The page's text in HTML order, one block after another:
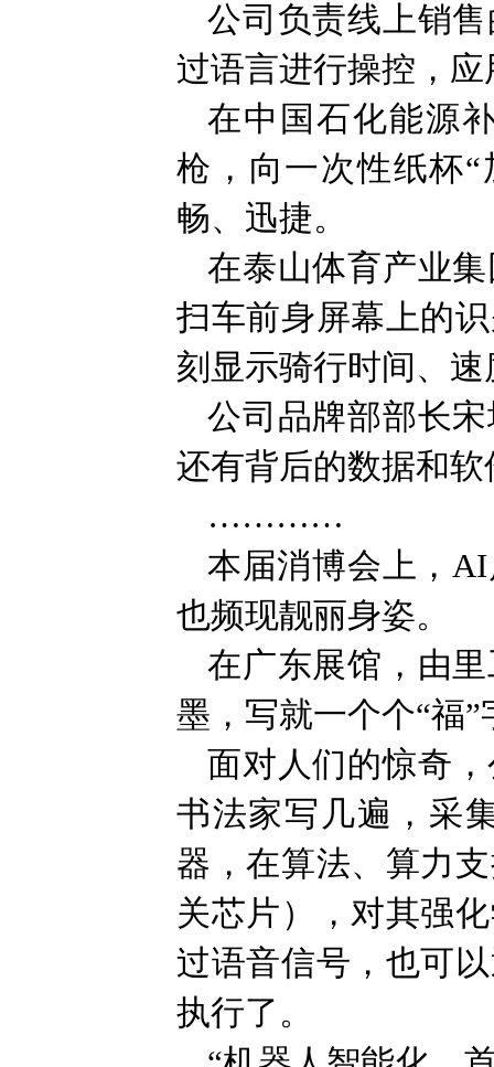
公司负责线上销
过语言进行操控，
在中国石化能源
枪，向一次性纸杯
畅、迅捷。
在泰山体育产业
扫车前身屏幕上的
刻显示骑行时间、
公司品牌部部长
还有背后的数据和软
…………
本届消博会上，
也频现靓丽身姿。
在广东展馆，由
墨，写就一个个“福
面对人们的惊奇
书法家写几遍，采
器，在算法、算力
关芯片），对其强
过语音信号，也可
执行了。